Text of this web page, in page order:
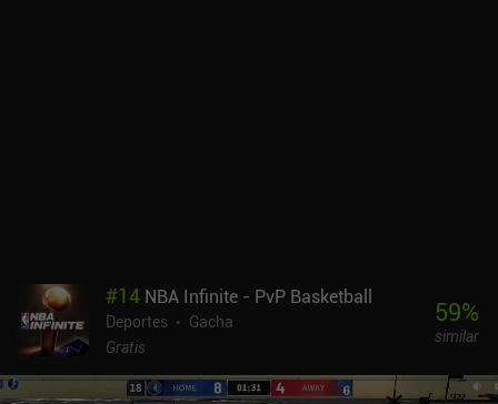
#14 NBA Infinite - PvP Basketball
Deportes
Gacha
Gratis
59%
similar